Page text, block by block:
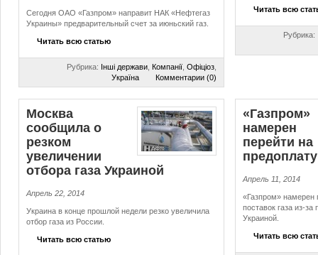
Сегодня ОАО «Газпром» направит НАК «Нефтегаз
Украины» предварительный счет за июньский газ.
Читать всю статью
Рубрика: Інші держави Компанії Офіціоз
Україна
Комментарии (0)
Читать всю
Рубрика:
Москва
сообщила о
резком
увеличении
отбора газа Украиной
Апрель 22, 2014
Украина в конце прошлой недели резко увеличила
отбор газа из России.
Читать всю статью
«Газпром»
намерен
перейти на
предоплату
Апрель 11, 2014
«Газпром» намерен
поставок газа из-
Украиной.
Читать всю